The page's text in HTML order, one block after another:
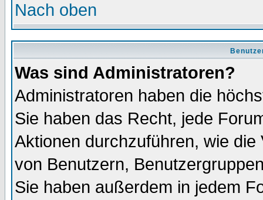
Nach oben
Was sind Administratoren?
Administratoren haben die
Sie haben das Recht, jede
Aktionen durchzuführen, wie
von Benutzern,
Sie haben außerdem in jedem